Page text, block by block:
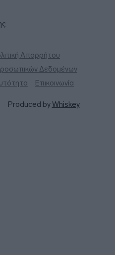
Απορρήτου
Δεδομένων
Επικοινωνία
Produced byWhiskey